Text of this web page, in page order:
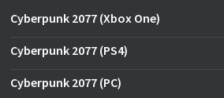
Cyberpunk 2077 (Xbox One)
Cyberpunk 2077 (PS4)
Cyberpunk 2077 (PC)